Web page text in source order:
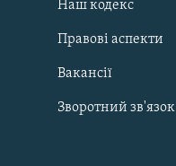
Наш кодекс
Правові аспекти
Вакансії
Зворотний зв'язок